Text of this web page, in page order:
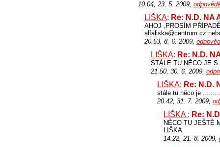
10.04, 23. 5. 2009,
LIŠKA: Re: N.D. NA
AHOJ ,PROSÍM
alfaliska@centrum.cz
20.53, 8. 6. 2009,
LIŠKA: Re: N.D.
STÁLE TU NĚCO JE
21.50, 30. 6. 2009,
LIŠKA: Re: N.D.
stále tu něco je
20.42, 31. 7. 2009,
LIŠKA : Re:
NĚCO TU JEŠTĚ
LIŠKA.
14.22, 21. 8. 2009,